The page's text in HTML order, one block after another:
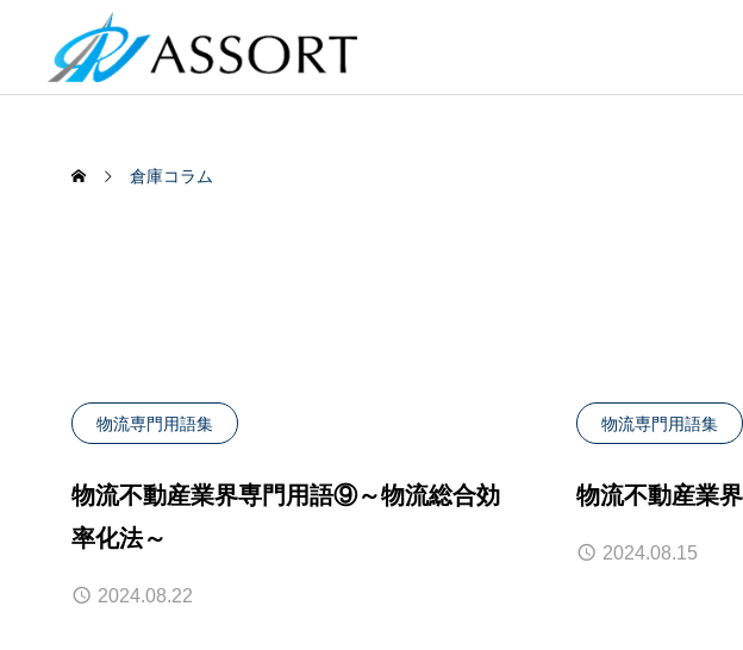
成約物件一覧
物流不動産業界専門用語㊵～コン
2025.05.29
物流倉庫移転マニュアル①｜
2025.05.28
倉庫コラム
物流専門用語集
物流不動産業界専門用語⑨～物流総合効
率化法～
2024.08.22
物流専門用語集
物流不動産業
2024.08.15